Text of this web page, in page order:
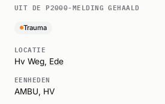
UIT DE P2000-MELDING GEHAALD
Trauma
LOCATIE
Hv Weg, Ede
EENHEDEN
AMBU, HV